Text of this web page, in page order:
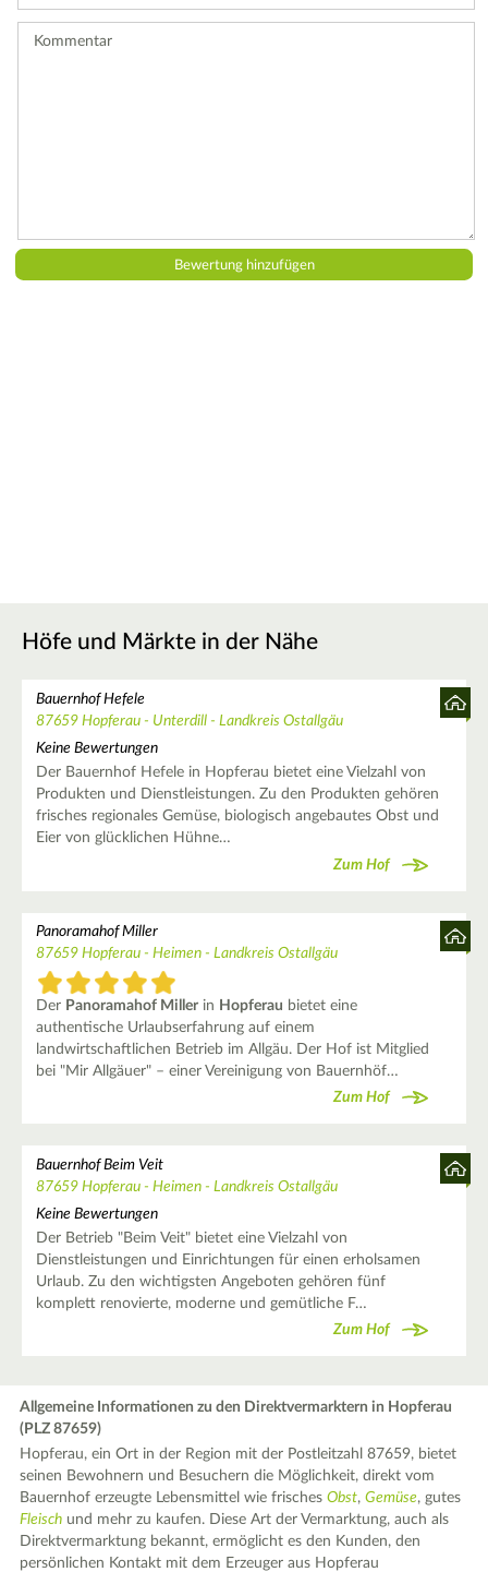
Höfe und Märkte in der Nähe
Bauernhof Hefele
87659 Hopferau - Unterdill - Landkreis Ostallgäu
Keine Bewertungen
Der Bauernhof Hefele in Hopferau bietet eine Vielzahl von
Produkten und Dienstleistungen. Zu den Produkten gehören
frisches regionales Gemüse, biologisch angebautes Obst und
Eier von glücklichen Hühne…
Zum Hof
Panoramahof Miller
87659 Hopferau - Heimen - Landkreis Ostallgäu
Der Panoramahof Millerin Hopferau bietet eine
authentische Urlaubserfahrung auf einem
landwirtschaftlichen Betrieb im Allgäu. Der Hof ist Mitglied
bei "Mir Allgäuer" – einer Vereinigung von Bauernhöf…
Zum Hof
Bauernhof Beim Veit
87659 Hopferau - Heimen - Landkreis Ostallgäu
Keine Bewertungen
Der Betrieb "Beim Veit" bietet eine Vielzahl von
Dienstleistungen und Einrichtungen für einen erholsamen
Urlaub. Zu den wichtigsten Angeboten gehören fünf
komplett renovierte, moderne und gemütliche F…
Zum Hof
Allgemeine Informationen zu den Direktvermarktern in Hopferau
(PLZ 87659)
Hopferau, ein Ort in der Region mit der Postleitzahl 87659, bietet
seinen Bewohnern und Besuchern die Möglichkeit, direkt vom
Bauernhof erzeugte Lebensmittel wie frischesObst,Gemüse, gutes
Fleisch und mehr zu kaufen. Diese Art der Vermarktung, auch als
Direktvermarktung bekannt, ermöglicht es den Kunden, den
persönlichen Kontakt mit dem Erzeuger aus Hopferau